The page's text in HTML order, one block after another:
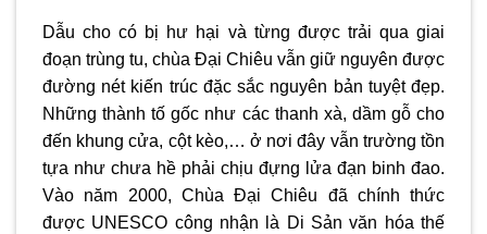
Dẫu cho có bị hư hại và từng được trải qua giai
đoạn trùng tu, chùa Đại Chiêu vẫn giữ nguyên được
đường nét kiến trúc đặc sắc nguyên bản tuyệt đẹp.
Những thành tố gốc như các thanh xà, dầm gỗ cho
đến khung cửa, cột kèo,… ở nơi đây vẫn trường tồn
tựa như chưa hề phải chịu đựng lửa đạn binh đao.
Vào năm 2000, Chùa Đại Chiêu đã chính thức
được UNESCO công nhận là Di Sản văn hóa thế